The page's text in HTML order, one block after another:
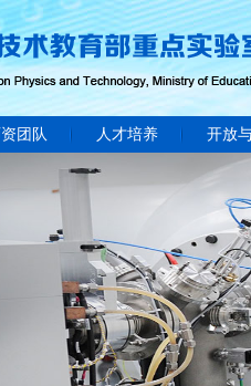
团队 人才培养 开放